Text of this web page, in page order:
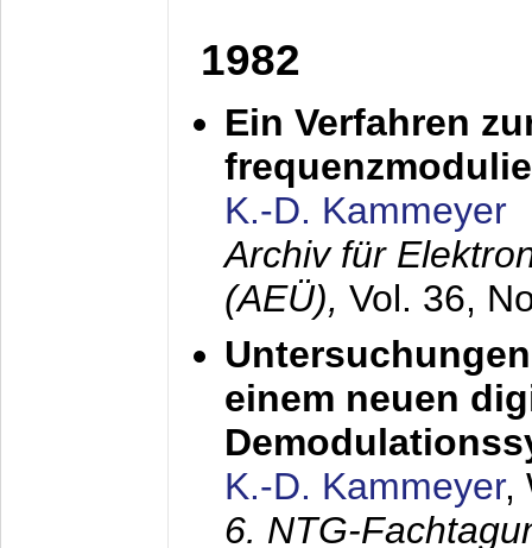
1982
Ein Verfahren
K.-D. Kammeyer
Archiv für
(AEÜ), Vol. 36,
einem neuen
K.-D. Kammeyer,
6. NTG-